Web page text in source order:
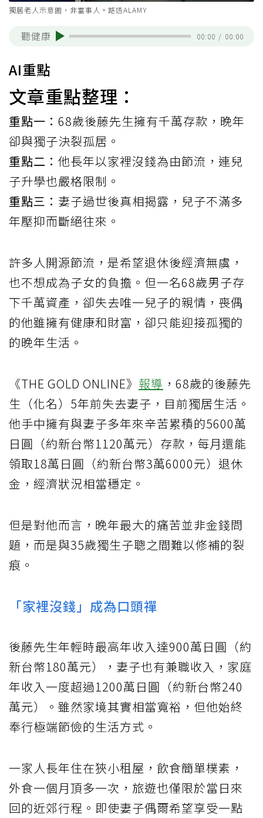
獨居老人示意圖，非當事人。路透ALAMY
聽健康 00:00 / 00:00
AI重點
文章重點整理：
重點一： 68歲後藤先生擁有千萬存款，晚年
卻與獨子決裂孤居。
重點二： 他長年以家裡沒錢為由節流，連兒
子升學也嚴格限制。
重點三： 妻子過世後真相揭露，兒子不滿多
年壓抑而斷絕往來。
許多人開源節流，是希望退休後經濟無虞，
也不想成為子女的負擔。但一名68歲男子存
下千萬資產，卻失去唯一兒子的親情，喪偶
的他雖擁有健康和財富，卻只能迎接孤獨的
的晚年生活。
《THE GOLD ONLINE》 報導 ，68歲的後藤先
生（化名）5年前失去妻子，目前獨居生活。
他手中擁有與妻子多年來辛苦累積的5600萬
日圓（約新台幣1120萬元）存款，每月還能
領取18萬日圓（約新台幣3萬6000元）退休
金，經濟狀況相當穩定。
但是對他而言，晚年最大的痛苦並非金錢問
題，而是與35歲獨生子聰之間難以修補的裂
痕。
「家裡沒錢」成為口頭禪
後藤先生年輕時最高年收入達900萬日圓（約
新台幣180萬元），妻子也有兼職收入，家庭
年收入一度超過1200萬日圓（約新台幣240
萬元）。雖然家境其實相當寬裕，但他始終
奉行極端節儉的生活方式。
一家人長年住在狹小租屋，飲食簡單樸素，
外食一個月頂多一次，旅遊也僅限於當日來
回的近郊行程。即使妻子偶爾希望享受一點